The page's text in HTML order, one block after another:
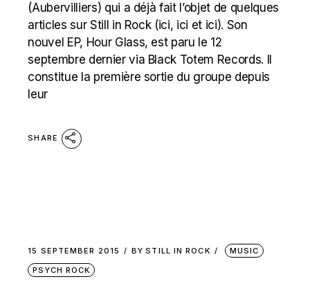
(Aubervilliers) qui a déjà fait l’objet de quelques
articles sur Still in Rock (ici, ici et ici). Son
nouvel EP, Hour Glass, est paru le 12
septembre dernier via Black Totem Records. Il
constitue la première sortie du groupe depuis
leur
SHARE
15 SEPTEMBER 2015 BY STILL IN ROCK
MUSIC
PSYCH ROCK